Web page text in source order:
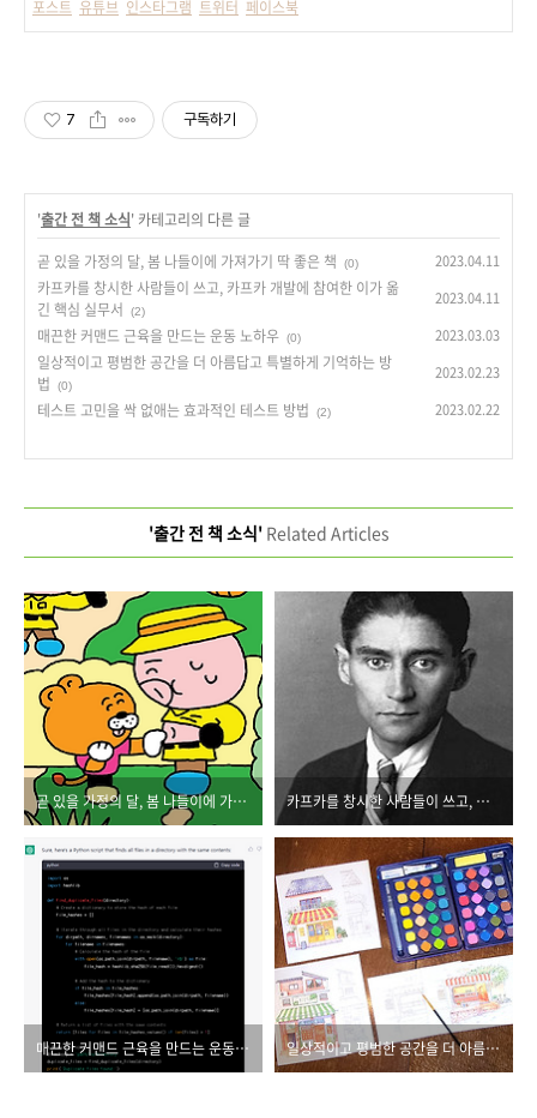
포스트 유튜브 인스타그램 트위터 페이스북
7 구독하기
'출간 전 책 소식' 카테고리의 다른 글
곧 있을 가정의 달, 봄 나들이에 가져가기 딱 좋은 책
(0) 2023.04.11
카프카를 창시한 사람들이 쓰고, 카프카 개발에 참여한 이가 옮
긴 핵심 실무서
(2)
2023.04.11
매끈한 커맨드 근육을 만드는 운동 노하우 (0) 2023.03.03
일상적이고 평범한 공간을 더 아름답고 특별하게 기억하는 방
법
(0)
2023.02.23
테스트 고민을 싹 없애는 효과적인 테스트 방법 (2) 2023.02.22
'출간 전 책 소식'Related Articles
곧 있을 가정의 달, 봄 나들이에 가져가기 딱 좋은 책 카프카를 창시한 사람들이 쓰고, 카프카 개발에 참여한 이가 옮긴 핵심 실무서
매끈한 커맨드 근육을 만드는 운동 노하우 일상적이고 평범한 공간을 더 아름답고 특별하게 기억하는 방법